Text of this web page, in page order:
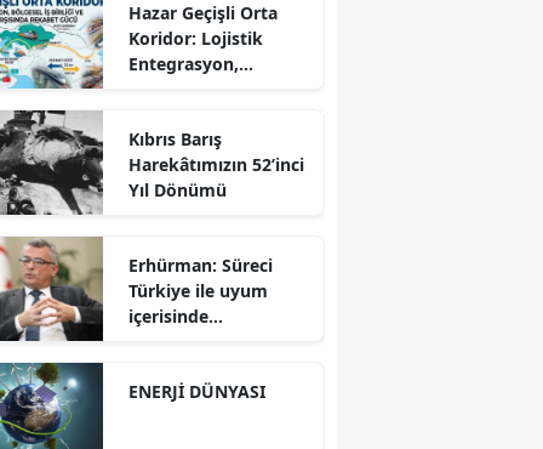
Hazar Geçişli Orta
Koridor: Lojistik
Entegrasyon,
Karşısında Rekabet
Gücü
Kıbrıs Barış
Harekâtımızın 52’inci
Yıl Dönümü
Erhürman: Süreci
Türkiye ile uyum
içerisinde
ENERJİ DÜNYASI